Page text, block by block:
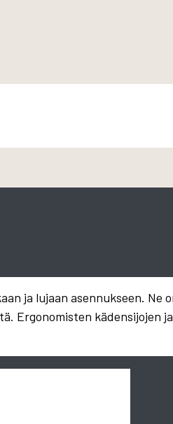
ja lujaan asennukseen. Ne
Ergonomisten kädensijojen